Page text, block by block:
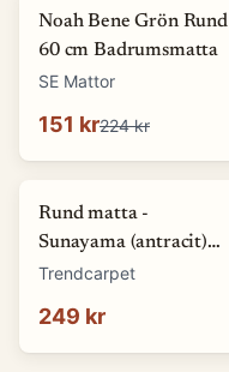
-33 %
Noah Bene Grön Rund
60 cm Badrumsmatta
SE Mattor
151 kr224 kr
Rund matta -
Sunayama (antracit)
(Storlek: Ø 80 cm)
Trendcarpet
249 kr